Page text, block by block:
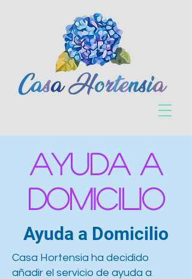
Ayuda a
domicilio
Ayuda a Domicilio
Casa Hortensia ha decidido
añadir el servicio de ayuda a